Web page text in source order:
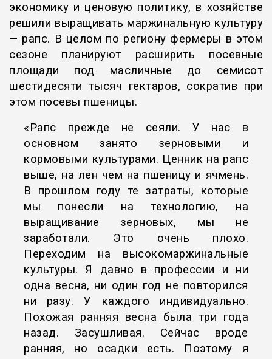
экономику и ценовую политику, в хозяйстве
решили выращивать маржинальную культуру
— рапс. В целом по региону фермеры в этом
сезоне планируют расширить посевные
площади под масличные до семисот
шестидесяти тысяч гектаров, сократив при
этом посевы пшеницы.
«Рапс прежде не сеяли. У нас в
основном занято зерновыми и
кормовыми культурами. Ценник на рапс
выше, на лен чем на пшеницу и ячмень.
В прошлом году те затраты, которые
мы понесли на технологию, на
выращивание зерновых, мы не
заработали. Это очень плохо.
Переходим на высокомаржинальные
культуры. Я давно в профессии и ни
одна весна, ни один год не повторился
ни разу. У каждого индивидуально.
Похожая ранняя весна была три года
назад. Засушливая. Сейчас вроде
ранняя, но осадки есть. Поэтому я